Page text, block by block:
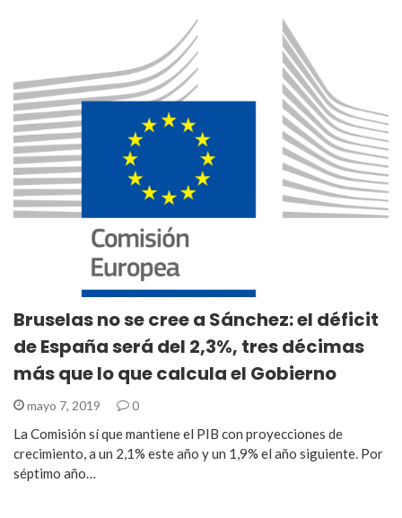
Bruselas no se cree a Sánchez: el déficit
de España será del 2,3%, tres décimas
más que lo que calcula el Gobierno
mayo 7, 2019 0
La Comisión sí que mantiene el PIB con proyecciones de
crecimiento, a un 2,1% este año y un 1,9% el año siguiente. Por
séptimo año…